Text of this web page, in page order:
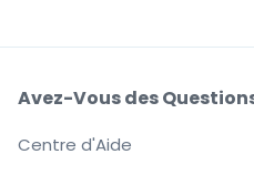
Avez-Vous des
Centre d'Aide